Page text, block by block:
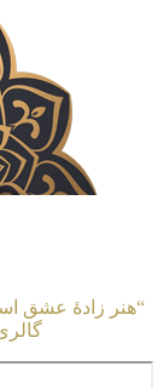
“هنر زادهٔ عشق